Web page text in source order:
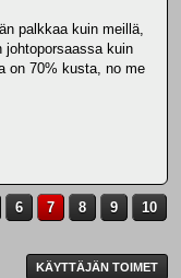
palkkaa kuin meillä,
johtoporsaassa kuin
on 70% kusta, no me
6 7 8 9
10
KÄYTTÄJÄN TOIMET